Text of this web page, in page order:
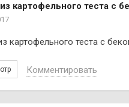
картофельного теста с
Комментировать